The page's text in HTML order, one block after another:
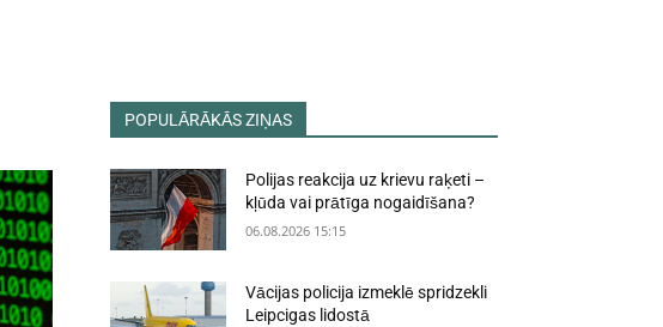
POPULĀRĀKĀS ZIŅAS
Polijas reakcija uz krievu raķeti –
kļūda vai prātīga nogaidīšana?
06.08.2026 15:15
Vācijas policija izmeklē spridzekli
Leipcigas lidostā